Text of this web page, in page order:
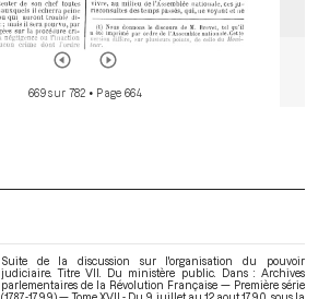
669 sur 782 • Page 664
Suite de la discussion sur l'organisation du pouvoir
judiciaire. Titre VII. Du ministère public. Dans : Archives
parlementaires de la Révolution Française — Première série